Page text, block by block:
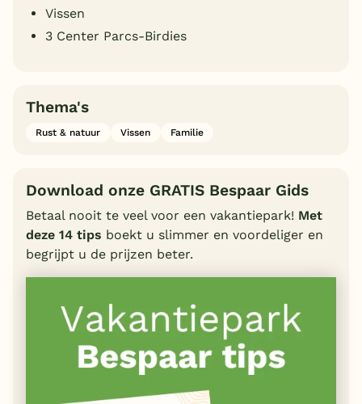
Vissen
3 Center Parcs-Birdies
Thema's
Rust & natuur Vissen Familie
Download onze GRATIS Bespaar Gids
Betaal nooit te veel voor een vakantiepark! Met
deze 14 tips boekt u slimmer en voordeliger en
begrijpt u de prijzen beter.